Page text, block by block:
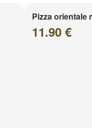
Pizza orientale
11.90 €